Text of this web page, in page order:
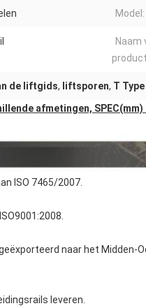
Model:
Naam
de liftgids, liftsporen, T
afmetingen, SPEC(mm)
ISO 7465/2007.
naar het Midden-
leveren.